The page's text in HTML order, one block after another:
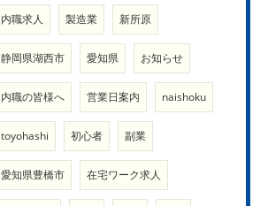
内職求人 製造業 新所原
静岡県湖西市 愛知県 お知らせ
内職の皆様へ 営業日案内 naishoku
toyohashi 初心者 副業
愛知県豊橋市 在宅ワーク求人